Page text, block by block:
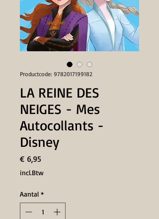
Productcode: 9782017199182
LA REINE DES
NEIGES - Mes
Autocollants -
Disney
€ 6,95
incl.Btw
Aantal *